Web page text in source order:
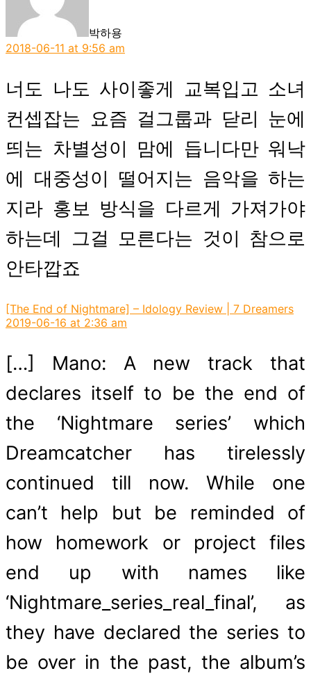
박하용
2018-06-11 at 9:56 am
너도 나도 사이좋게 교복입고 소녀
컨셉잡는 요즘 걸그룹과 닫리 눈에
띄는 차별성이 맘에 듭니다만 워낙
에 대중성이 떨어지는 음악을 하는
지라 홍보 방식을 다르게 가져가야
하는데 그걸 모른다는 것이 참으로
안타깝죠
[The End of Nightmare] – Idology Review | 7 Dreamers
2019-06-16 at 2:36 am
[…] Mano: A new track that
declares itself to be the end of
the ‘Nightmare series’ which
Dreamcatcher has tirelessly
continued till now. While one
can’t help but be reminded of
how homework or project files
end up with names like
‘Nightmare_series_real_final’, as
they have declared the series to
be over in the past, the album’s